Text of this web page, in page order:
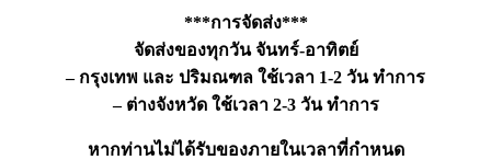
***การจัดส่ง***
จัดส่งของทุกวัน จันทร์-อาทิตย์
– กรุงเทพ และ ปริมณฑล ใช้เวลา 1-2 วัน ทำการ
– ต่างจังหวัด ใช้เวลา 2-3 วัน ทำการ
หากท่านไม่ได้รับของภายในเวลาที่กำหนด